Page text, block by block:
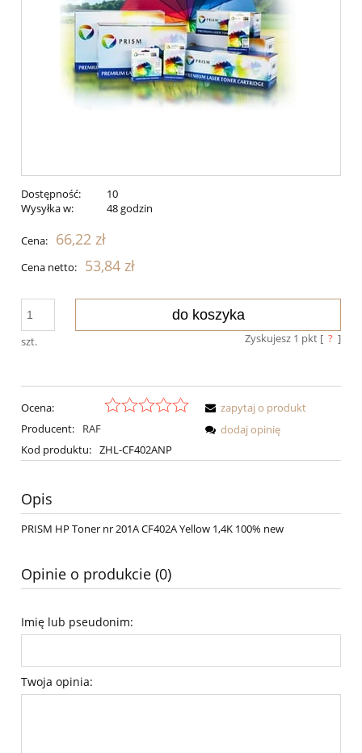
Dostępność:
10
Wysyłka w:
48 godzin
Cena: 66,22 zł
Cena netto: 53,84 zł
szt.
do koszyka
Zyskujesz 1 pkt [ ? ]
Ocena:
Producent:
RAF
Kod produktu: ZHL-CF402ANP
zapytaj o produkt
dodaj opinię
Opis
PRISM HP Toner nr 201A CF402A Yellow 1,4K 100% new
Opinie o produkcie (0)
Imię lub pseudonim:
Twoja opinia: